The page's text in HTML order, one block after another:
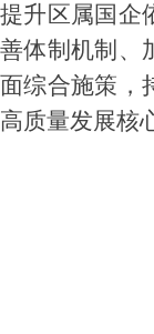
提升区属国企
善体制机制、
面综合施策，
高质量发展核